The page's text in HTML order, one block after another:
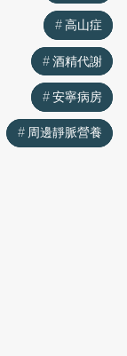
高山症
酒精代謝
安寧病房
周邊靜脈營養
高山症
酒精代謝
安寧病房
周邊靜脈營養